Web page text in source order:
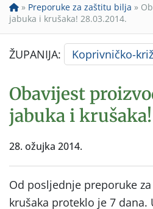
» Preporuke za zaštitu bilja »
jabuka i krušaka! 28.03.2014.
ŽUPANIJA: Koprivničko-
Obavijest
jabuka i krušaka!
28. ožujka 2014.
Od posljednje preporuke
krušaka proteklo je 7